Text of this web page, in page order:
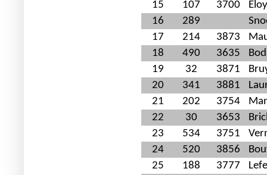
15 107 3700
16
289
17
214 3873
18
490 3635
19
32 3871
20
341 3881
21
202 3754
22
30 3653
23
534 3751
24
520 3856
25
188 3777